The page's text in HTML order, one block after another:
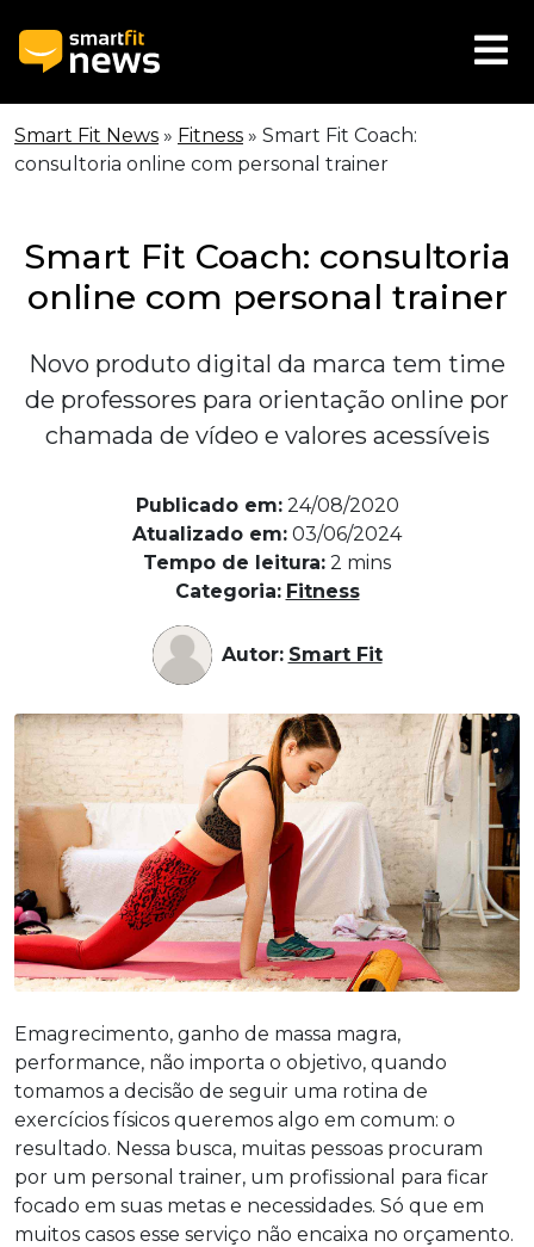
Smart Fit News » Fitness » Smart Fit Coach:
consultoria online com personal trainer
Smart Fit Coach: consultoria
online com personal trainer
Novo produto digital da marca tem time
de professores para orientação online por
chamada de vídeo e valores acessíveis
Publicado em: 24/08/2020
Atualizado em: 03/06/2024
Tempo de leitura: 2 mins
Categoria: Fitness
Autor: Smart Fit
Emagrecimento, ganho de massa magra,
performance, não importa o objetivo, quando
tomamos a decisão de seguir uma rotina de
exercícios físicos queremos algo em comum: o
resultado. Nessa busca, muitas pessoas procuram
por um personal trainer, um profissional para ficar
focado em suas metas e necessidades. Só que em
muitos casos esse serviço não encaixa no orçamento.